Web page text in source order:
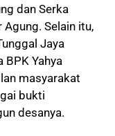
dan Serka
Selain itu,
Jaya
BPK Yahya
masyarakat
bukti
desanya.